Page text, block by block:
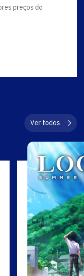
preços do
Ver todos